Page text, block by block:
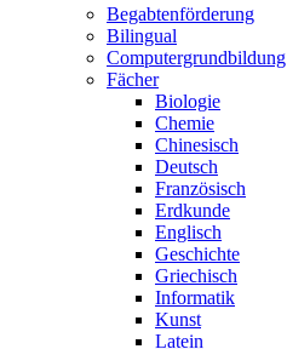
Begabtenförderung
Bilingual
Computergrundbildung
Fächer
Biologie
Chemie
Chinesisch
Deutsch
Französisch
Erdkunde
Englisch
Geschichte
Griechisch
Informatik
Kunst
Latein